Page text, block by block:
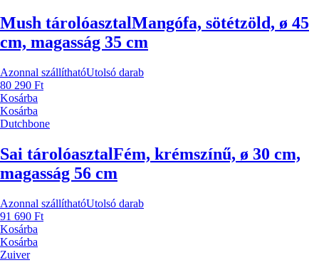
Mush tárolóasztalMangófa, sötétzöld, ø 45
cm, magasság 35 cm
Azonnal szállíthatóUtolsó darab
80 290 Ft
Kosárba
Kosárba
Dutchbone
Sai tárolóasztalFém, krémszínű, ø 30 cm,
magasság 56 cm
Azonnal szállíthatóUtolsó darab
91 690 Ft
Kosárba
Kosárba
Zuiver